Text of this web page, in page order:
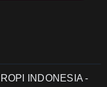
INDONESIA -